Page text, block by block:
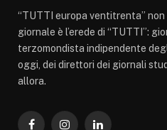
“TUTTI europa ventitrenta”
giornale è l’erede di “TUTTI”:
terzomondista indipendente
oggi, dei direttori dei giornali
allora.